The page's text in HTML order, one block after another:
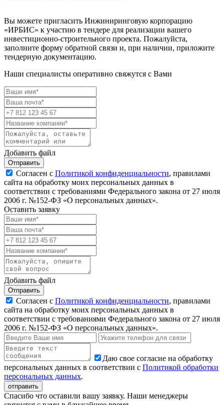
Вы можете пригласить Инжиниринговую корпорацию
«ИРБИС» к участию в тендере для реализации вашего
инвестиционно-строительного проекта. Пожалуйста,
заполните форму обратной связи и, при наличии, приложите
тендерную документацию.
Наши специалисты оперативно свяжутся с Вами
Добавить файл
Отправить
Согласен с Политикой конфиденциальности, правилами
сайта на обработку моих персональных данных в
соответствии с требованиями Федерального закона от 27 июля
2006 г. №152-ФЗ «О персональных данных».
Оставить заявку
Добавить файл
Отправить
Согласен с Политикой конфиденциальности, правилами
сайта на обработку моих персональных данных в
соответствии с требованиями Федерального закона от 27 июля
2006 г. №152-ФЗ «О персональных данных».
Даю свое согласие на обработку
персональных данных в соответствии с Политикой обработки
персональных данных.
Спасибо что оставили вашу заявку. Наши менеджеры